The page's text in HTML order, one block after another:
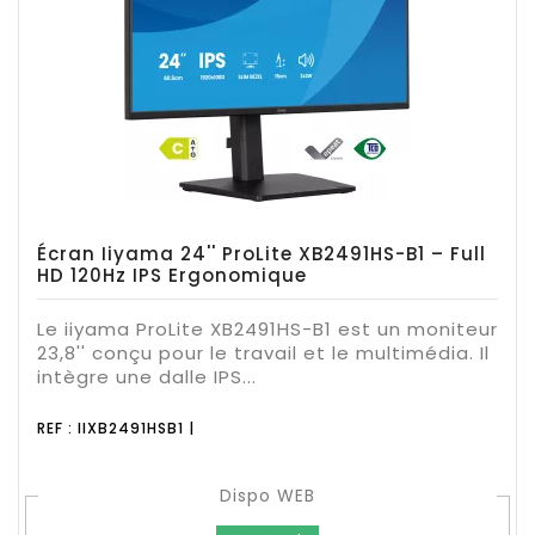
Écran Iiyama 24'' ProLite XB2491HS-B1 – Full
HD 120Hz IPS Ergonomique
Le iiyama ProLite XB2491HS-B1 est un moniteur
23,8'' conçu pour le travail et le multimédia. Il
intègre une dalle IPS...
REF : IIXB2491HSB1 |
Dispo WEB